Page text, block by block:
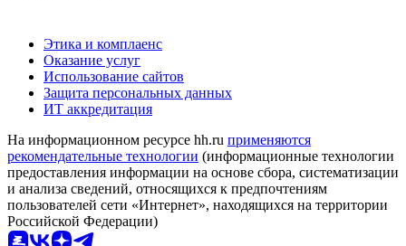
Этика и комплаенс
Оказание услуг
Использование сайтов
Защита персональных данных
ИТ аккредитация
На информационном ресурсе hh.ru применяются
рекомендательные технологии (информационные технологии
предоставления информации на основе сбора, систематизации
и анализа сведений, относящихся к предпочтениям
пользователей сети «Интернет», находящихся на территории
Российской Федерации)